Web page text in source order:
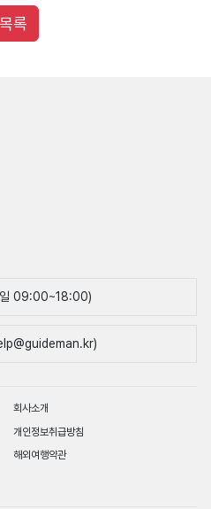
목록
일 09:00~18:00)
회사소개
개인정보취급방침
해외여행약관